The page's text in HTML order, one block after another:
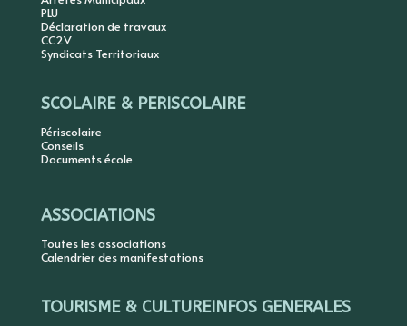
PLU
Déclaration de travaux
CC2V
Syndicats Territoriaux
SCOLAIRE & PERISCOLAIRE
Périscolaire
Conseils
Documents école
ASSOCIATIONS
Toutes les associations
Calendrier des manifestations
TOURISME & CULTUREINFOS GENERALES